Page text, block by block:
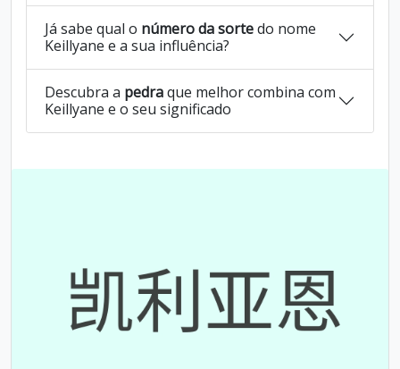
Já sabe qual o número da sortedo nome
Keillyane e a sua influência?
Descubra a pedraque melhor combina com
Keillyane e o seu significado